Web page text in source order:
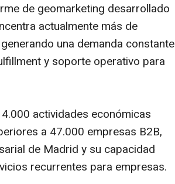
de geomarketing desarrollado
actualmente más de
una demanda constante
y soporte operativo para
actividades económicas
a 47.000 empresas B2B,
de Madrid y su capacidad
recurrentes para empresas.